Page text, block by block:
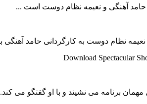
آهنگی و نعیمه نظام دوست است ...
Download Spectacular
برنامه می نشیند و با او گفتگو می کند.